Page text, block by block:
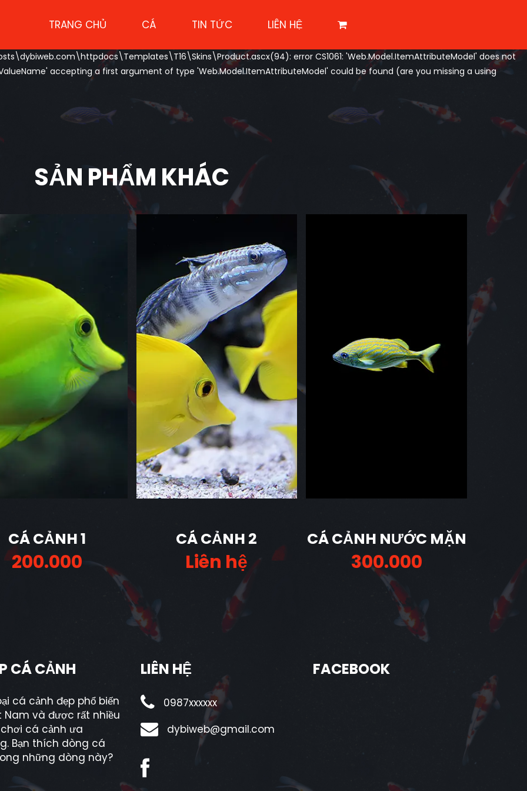
TRANG CHỦ CÁ TIN TỨC LIÊN HỆ
error CS1061: 'Web.Model.ItemAttributeModel' does not
accepting a first argument of type 'Web.Model.ItemAttributeModel' could be found (are you missing a using
SẢN PHẨM KHÁC
CÁ CẢNH 1
200.000
CÁ CẢNH 2
Liên hệ
CÁ CẢNH NƯỚC MẶN
300.000
CÁ CẢNH
cá cảnh đẹp phổ biến
Nam và được rất nhiều
cá cảnh ưa
Bạn thích dòng cá
những dòng này?
LIÊN HỆ
0987xxxxxx
dybiweb@gmail.com
FACEBOOK